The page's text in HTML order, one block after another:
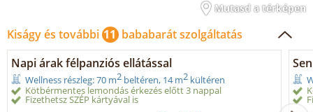
Mutasd a térképen
Kiságy és további 11 bababarát szolgáltatás
Napi árak félpanziós ellátással
Wellness részleg: 70 m2 beltéren, 14 m2 kültéren
Kötbérmentes lemondás érkezés előtt 3 nappal
Fizethetsz SZÉP kártyával is